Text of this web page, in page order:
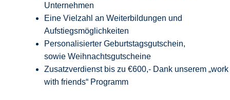
Unternehmen
Eine Vielzahl an Weiterbildungen und
Aufstiegsmöglichkeiten
Personalisierter Geburtstagsgutschein,
sowie Weihnachtsgutscheine
Zusatzverdienst bis zu €600,- Dank unserem „work
with friends“ Programm